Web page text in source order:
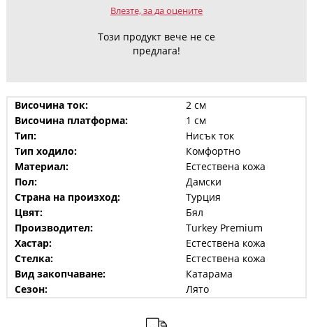
Влезте, за да оцените
Този продукт вече не се
предлага!
Височина ток:
2 см
Височина платформа:
1 см
Тип:
Нисък ток
Тип ходило:
Комфортно
Материал:
Естествена кожа
Пол:
Дамски
Страна на произход:
Турция
Цвят:
Бял
Производител:
Turkey Premium
Хастар:
Естествена кожа
Стелка:
Естествена кожа
Вид закопчаване:
Катарама
Сезон:
Лято